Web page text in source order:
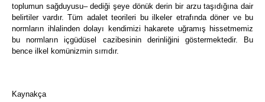
toplumun sağduyusu–dediği şeye dönük derin bir arzu taşıdığına dair
belirtiler vardır. Tüm adalet teorileri bu ilkeler etrafında döner ve bu
normların ihlalinden dolayı kendimizi hakarete uğramış hissetmemiz
bu normların içgüdüsel cazibesinin derinliğini göstermektedir. Bu
bence ilkel komünizmin sırrıdır.
Kaynakça